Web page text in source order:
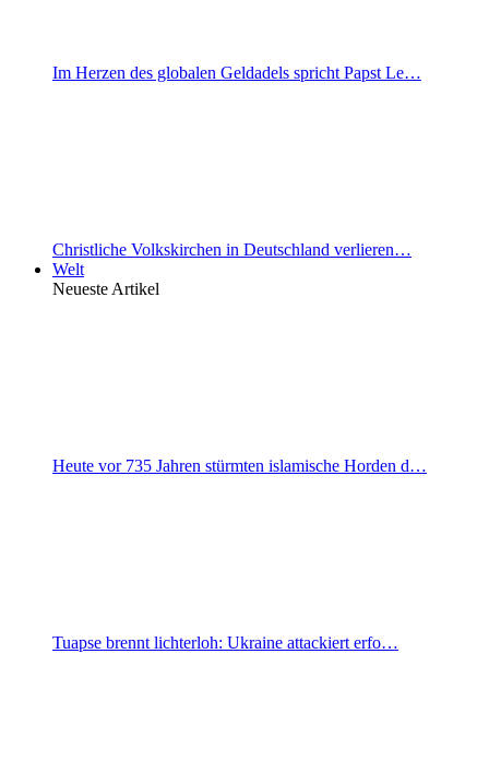
Im Herzen des globalen Geldadels spricht Papst Le…
Christliche Volkskirchen in Deutschland verlieren…
Welt
Neueste Artikel
Heute vor 735 Jahren stürmten islamische Horden d…
Tuapse brennt lichterloh: Ukraine attackiert erfo…